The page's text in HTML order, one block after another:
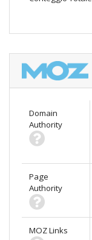
Domain
Authority
Page
Authority
MOZ Links